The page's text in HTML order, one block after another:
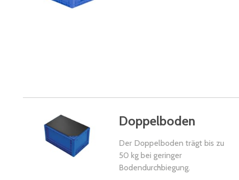
Doppelboden
Der Doppelboden trägt bis zu
50 kg bei geringer
Bodendurchbiegung.